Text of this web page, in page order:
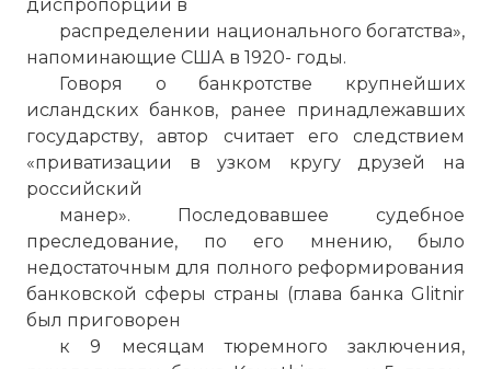
диспропорции в
распределении национального богатства»,
напоминающие США в 1920- годы.
Говоря о банкротстве крупнейших
исландских банков, ранее принадлежавших
государству, автор считает его следствием
«приватизации в узком кругу друзей на
российский
манер». Последовавшее судебное
преследование, по его мнению, было
недостаточным для полного реформирования
банковской сферы страны (глава банка Glitnir
был приговорен
к 9 месяцам тюремного заключения,